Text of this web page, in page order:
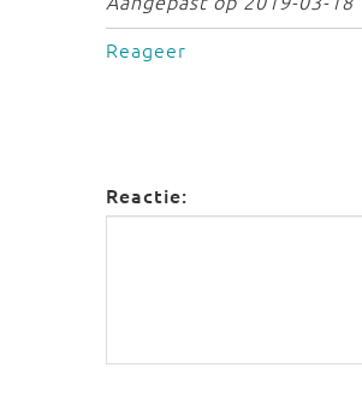
Reageer
Reactie: